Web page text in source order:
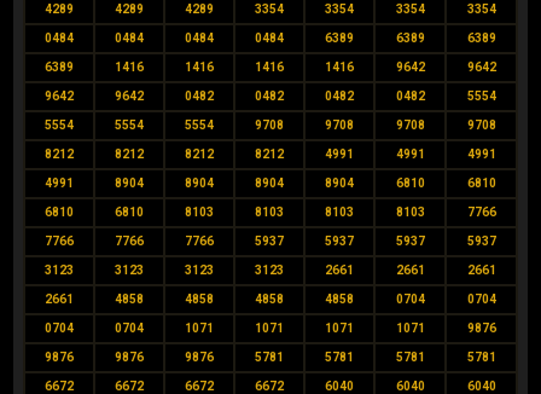
4289 4289 4289 3354 3354 3354 3354
0484 0484 0484 0484 6389 6389 6389
6389 1416 1416 1416 1416 9642 9642
9642 9642 0482 0482 0482 0482 5554
5554 5554 5554 9708 9708 9708 9708
8212 8212 8212 8212 4991 4991 4991
4991 8904 8904 8904 8904 6810 6810
6810 6810 8103 8103 8103 8103 7766
7766 7766 7766 5937 5937 5937 5937
3123 3123 3123 3123 2661 2661 2661
2661 4858 4858 4858 4858 0704 0704
0704 0704 1071 1071 1071 1071 9876
9876 9876 9876 5781 5781 5781 5781
6672 6672 6672 6672 6040 6040 6040